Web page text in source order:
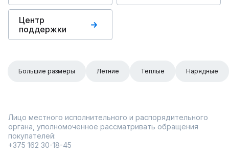
Центр
поддержки
Большие размеры Летние Теплые Нарядные
Лицо местного исполнительного и распорядительного
органа, уполномоченное рассматривать обращения
покупателей:
+375 162 30-18-45